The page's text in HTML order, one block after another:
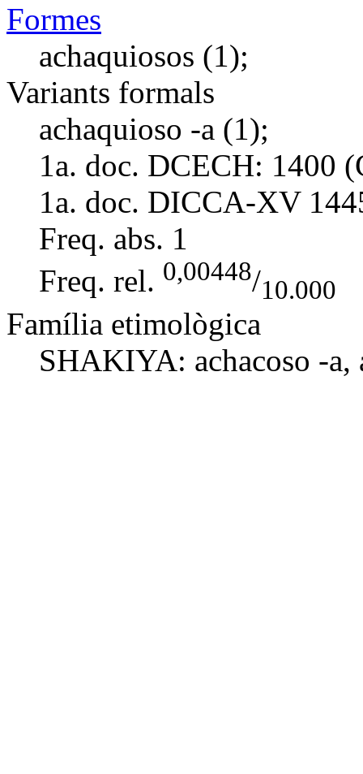
Formes
achaquiosos (1);
Variants formals
achaquioso -a (1);
1a. doc. DCECH: 1400
1a. doc. DICCA-XV
Freq. abs. 1
Freq. rel. 0,00448/10.000
Família etimològica
SHAKIYA: achacoso -a,